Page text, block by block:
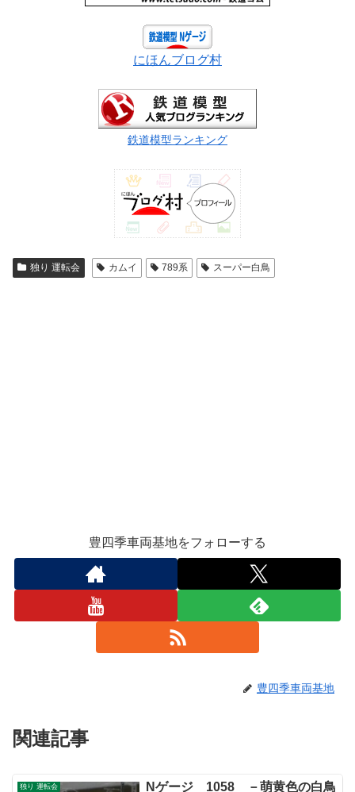
にほんブログ村
鉄道模型ランキング
独り 運転会 カムイ 789系 スーパー白鳥
豊四季車両基地をフォローする
豊四季車両基地
関連記事
独り 運転会
Nゲージ 1058 －萌黄色の白鳥